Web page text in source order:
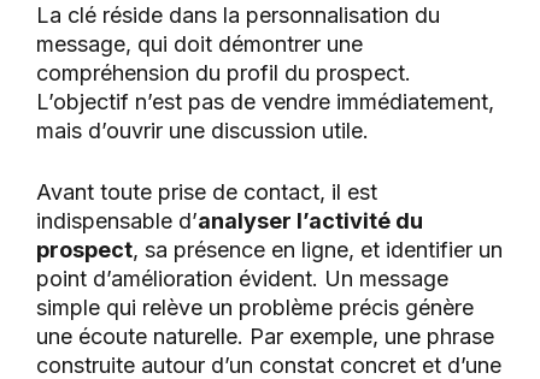
La clé réside dans la personnalisation du
message, qui doit démontrer une
compréhension du profil du prospect.
L’objectif n’est pas de vendre immédiatement,
mais d’ouvrir une discussion utile.
Avant toute prise de contact, il est
indispensable d’analyser l’activité du
prospect, sa présence en ligne, et identifier un
point d’amélioration évident. Un message
simple qui relève un problème précis génère
une écoute naturelle. Par exemple, une phrase
construite autour d’un constat concret et d’une